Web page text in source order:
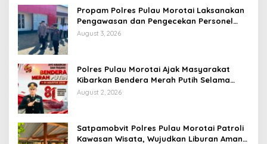
Propam Polres Pulau Morotai Laksanakan
Pengawasan dan Pengecekan Personel
Saat Apel Serah Terima Piket Fungsi
August 3, 2026
Polres Pulau Morotai Ajak Masyarakat
Kibarkan Bendera Merah Putih Selama
Bulan Kemerdekaan
August 2, 2026
Satpamobvit Polres Pulau Morotai Patroli
Kawasan Wisata, Wujudkan Liburan Aman